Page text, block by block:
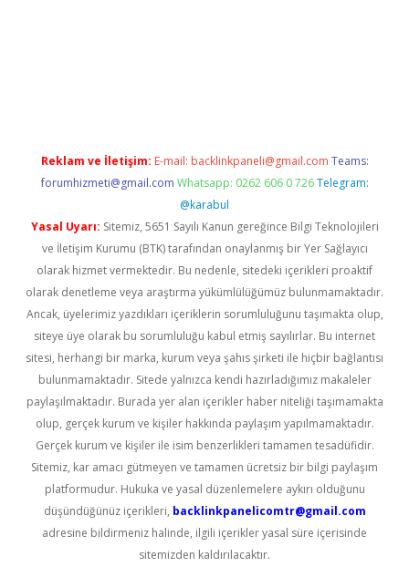
Reklam ve İletişim: E-mail: backlinkpaneli@gmail.com Teams:
forumhizmeti@gmail.com Whatsapp: 0262 606 0 726 Telegram:
@karabul
Yasal Uyarı: Sitemiz, 5651 Sayılı Kanun gereğince Bilgi Teknolojileri
ve İletişim Kurumu (BTK) tarafından onaylanmış bir Yer Sağlayıcı
olarak hizmet vermektedir. Bu nedenle, sitedeki içerikleri proaktif
olarak denetleme veya araştırma yükümlülüğümüz bulunmamaktadır.
Ancak, üyelerimiz yazdıkları içeriklerin sorumluluğunu taşımakta olup,
siteye üye olarak bu sorumluluğu kabul etmiş sayılırlar. Bu internet
sitesi, herhangi bir marka, kurum veya şahıs şirketi ile hiçbir bağlantısı
bulunmamaktadır. Sitede yalnızca kendi hazırladığımız makaleler
paylaşılmaktadır. Burada yer alan içerikler haber niteliği taşımamakta
olup, gerçek kurum ve kişiler hakkında paylaşım yapılmamaktadır.
Gerçek kurum ve kişiler ile isim benzerlikleri tamamen tesadüfidir.
Sitemiz, kar amacı gütmeyen ve tamamen ücretsiz bir bilgi paylaşım
platformudur. Hukuka ve yasal düzenlemelere aykırı olduğunu
düşündüğünüz içerikleri, backlinkpanelicomtr@gmail.com
adresine bildirmeniz halinde, ilgili içerikler yasal süre içerisinde
sitemizden kaldırılacaktır.